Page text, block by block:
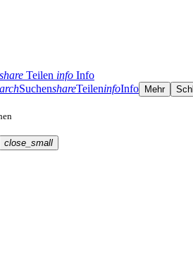
share Teilen info Info
SuchenshareTeileninfoInfo Mehr
close_small